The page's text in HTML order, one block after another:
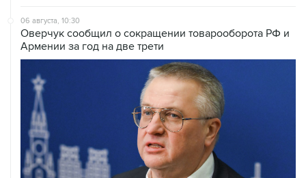
Армении за год на две трети